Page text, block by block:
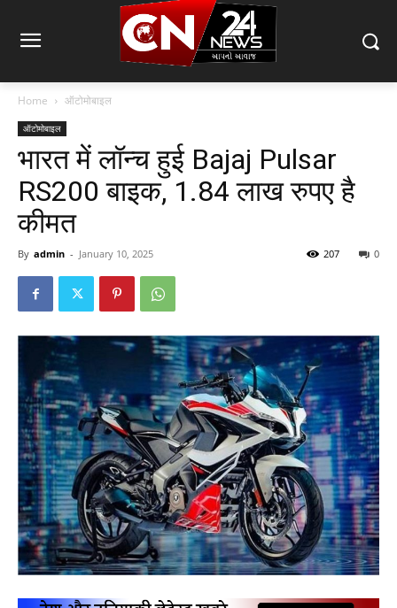
Home ऑटोमोबाइल
ऑटोमोबाइल
भारत में लॉन्च हुई Bajaj Pulsar
RS200 बाइक, 1.84 लाख रुपए है
कीमत
By admin - January 10, 2025 0
207